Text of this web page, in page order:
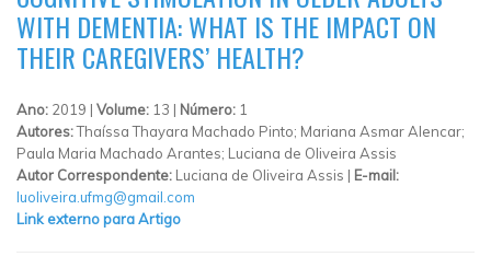
WITH DEMENTIA: WHAT IS THE IMPACT ON
THEIR CAREGIVERS’ HEALTH?
Ano: 2019 | Volume: 13 | Número: 1
Autores:Thaíssa Thayara Machado Pinto; Mariana Asmar Alencar;
Paula Maria Machado Arantes; Luciana de Oliveira Assis
Autor Correspondente: Luciana de Oliveira Assis | E-mail:
luoliveira.ufmg@gmail.com
Link externo para Artigo